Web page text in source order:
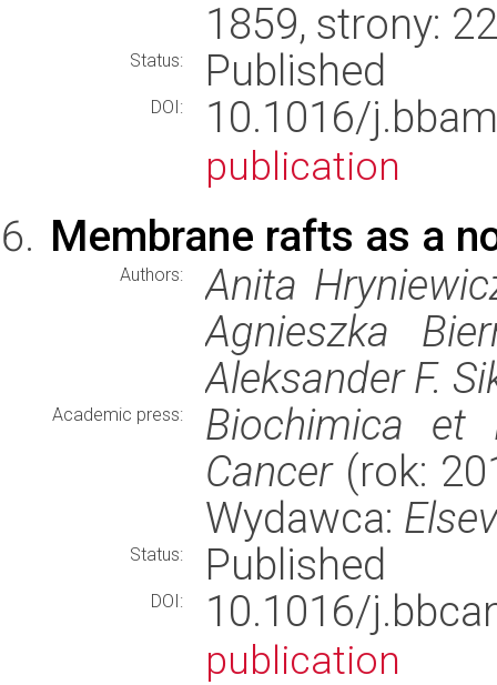
1859, strony:
Status: Published
DOI: 10.1016/
publication
Membrane rafts as a
Authors:
Anita
Agnieszka
Aleksander F.
Academic press:
Biochimica et
Cancer(rok:
Wydawca:
Status: Published
DOI: 10.1016/
publication